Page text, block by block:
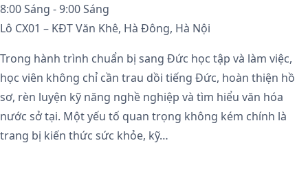
8:00 Sáng - 9:00 Sáng
Lô CX01 – KĐT Văn Khê, Hà Đông, Hà Nội
Trong hành trình chuẩn bị sang Đức học tập và làm việc,
học viên không chỉ cần trau dồi tiếng Đức, hoàn thiện hồ
sơ, rèn luyện kỹ năng nghề nghiệp và tìm hiểu văn hóa
nước sở tại. Một yếu tố quan trọng không kém chính là
trang bị kiến thức sức khỏe, kỹ…